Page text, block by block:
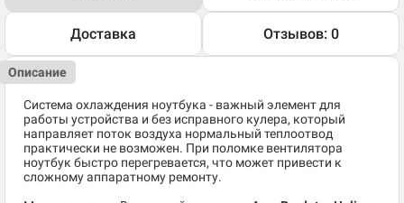
Доставка Отзывов: 0
Описание
Система охлаждения ноутбука - важный элемент для
работы устройства и без исправного кулера, который
направляет поток воздуха нормальный теплоотвод
практически не возможен. При поломке вентилятора
ноутбук быстро перегревается, что может привести к
сложному аппаратному ремонту.